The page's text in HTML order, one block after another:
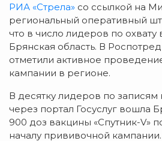
РИА «Стрела» со ссылкой на
региональный оперативный
что в число лидеров по
Брянская область. В
отметили активное
кампании в регионе.
В десятку лидеров по
через портал Госуслуг вошла
900 доз вакцины «Спутник-V»
началу прививочной